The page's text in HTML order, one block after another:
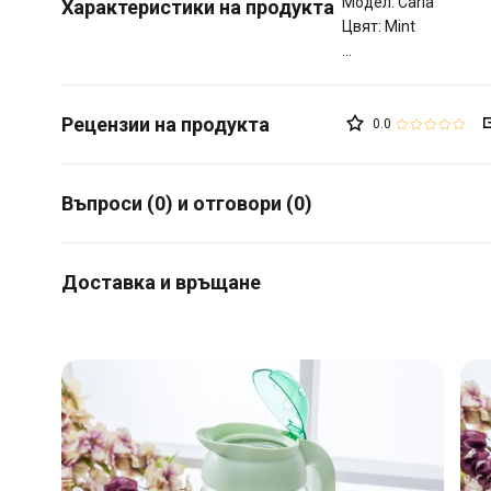
Характеристики на продукта
Цвят: Mint
0.0
Въпроси (0) и отговори (0)
Доставка и връщане